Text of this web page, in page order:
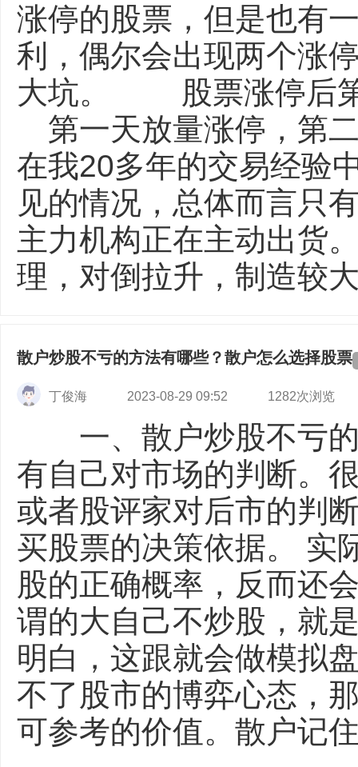
涨停的股票，但是也有
利，偶尔会出现两个涨
大坑。 股票涨停后
第一天放量涨停，第
在我20多年的交易经验
见的情况，总体而言
主力机构正在主动出
理，对倒拉升，制造较
散户炒股不亏的方法有哪些？散户怎么选择股票
丁俊海 2023-08-29 09:52 1282次浏览
一、散户炒股不亏
有自己对市场的判断。
或者股评家对后市的判
买股票的决策依据。 实
股的正确概率，反而还
谓的大自己不炒股，就
明白，这跟就会做模拟
不了股市的博弈心态，
可参考的价值。散户记